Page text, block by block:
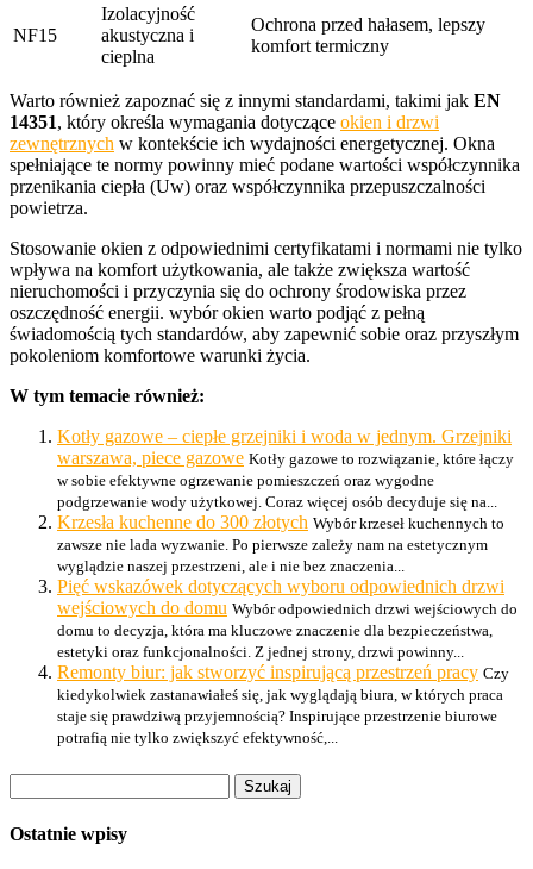
NF15
Izolacyjność
akustyczna i
cieplna
Ochrona przed hałasem, lepszy
komfort termiczny
Warto również zapoznać się z innymi standardami, takimi jak EN
14351, który określa wymagania dotyczące okien i drzwi
zewnętrznych w kontekście ich wydajności energetycznej. Okna
spełniające te normy powinny mieć podane wartości współczynnika
przenikania ciepła (Uw) oraz współczynnika przepuszczalności
powietrza.
Stosowanie okien z odpowiednimi certyfikatami i normami nie tylko
wpływa na komfort użytkowania, ale także zwiększa wartość
nieruchomości i przyczynia się do ochrony środowiska przez
oszczędność energii. wybór okien warto podjąć z pełną
świadomością tych standardów, aby zapewnić sobie oraz przyszłym
pokoleniom komfortowe warunki życia.
W tym temacie również:
Kotły gazowe – ciepłe grzejniki i woda w jednym. Grzejniki
warszawa, piece gazowe Kotły gazowe to rozwiązanie, które łączy
w sobie efektywne ogrzewanie pomieszczeń oraz wygodne
podgrzewanie wody użytkowej. Coraz więcej osób decyduje się na...
Krzesła kuchenne do 300 złotych Wybór krzeseł kuchennych to
zawsze nie lada wyzwanie. Po pierwsze zależy nam na estetycznym
wyglądzie naszej przestrzeni, ale i nie bez znaczenia...
Pięć wskazówek dotyczących wyboru odpowiednich drzwi
wejściowych do domu Wybór odpowiednich drzwi wejściowych do
domu to decyzja, która ma kluczowe znaczenie dla bezpieczeństwa,
estetyki oraz funkcjonalności. Z jednej strony, drzwi powinny...
Remonty biur: jak stworzyć inspirującą przestrzeń pracy Czy
kiedykolwiek zastanawiałeś się, jak wyglądają biura, w których praca
staje się prawdziwą przyjemnością? Inspirujące przestrzenie biurowe
potrafią nie tylko zwiększyć efektywność,...
Ostatnie wpisy